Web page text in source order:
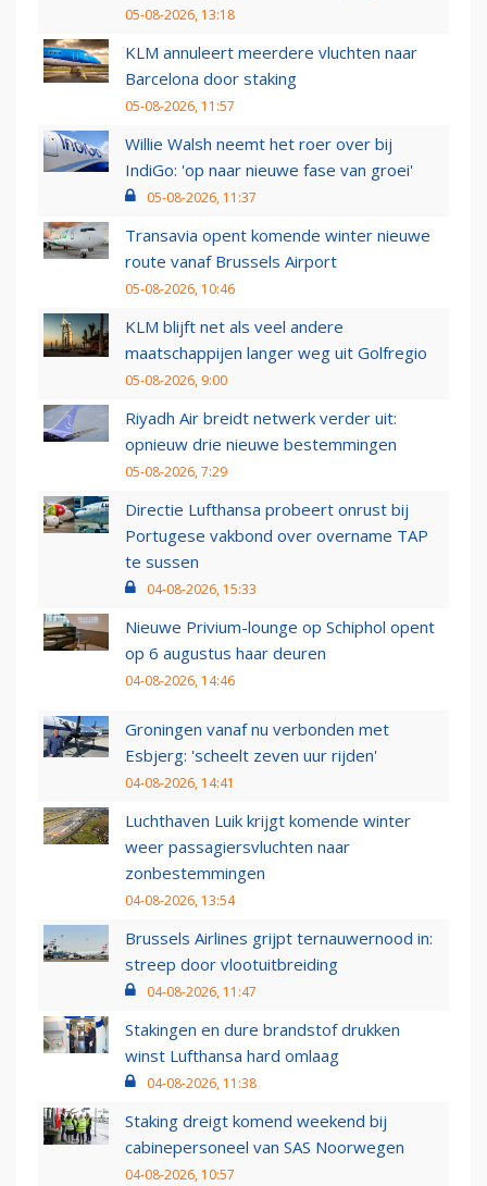
05-08-2026, 13:18
KLM annuleert meerdere vluchten naar
Barcelona door staking
05-08-2026, 11:57
Willie Walsh neemt het roer over bij
IndiGo: 'op naar nieuwe fase van groei'
05-08-2026, 11:37
Transavia opent komende winter nieuwe
route vanaf Brussels Airport
05-08-2026, 10:46
KLM blijft net als veel andere
maatschappijen langer weg uit Golfregio
05-08-2026, 9:00
Riyadh Air breidt netwerk verder uit:
opnieuw drie nieuwe bestemmingen
05-08-2026, 7:29
Directie Lufthansa probeert onrust bij
Portugese vakbond over overname TAP
te sussen
04-08-2026, 15:33
Nieuwe Privium-lounge op Schiphol opent
op 6 augustus haar deuren
04-08-2026, 14:46
Groningen vanaf nu verbonden met
Esbjerg: 'scheelt zeven uur rijden'
04-08-2026, 14:41
Luchthaven Luik krijgt komende winter
weer passagiersvluchten naar
zonbestemmingen
04-08-2026, 13:54
Brussels Airlines grijpt ternauwernood in:
streep door vlootuitbreiding
04-08-2026, 11:47
Stakingen en dure brandstof drukken
winst Lufthansa hard omlaag
04-08-2026, 11:38
Staking dreigt komend weekend bij
cabinepersoneel van SAS Noorwegen
04-08-2026, 10:57